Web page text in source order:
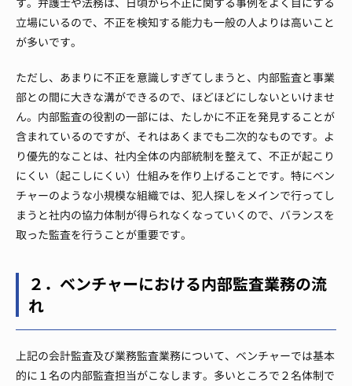
立場にいるので、不正を検知する能力も一般の人よりは高いこと
が多いです。
ただし、あまりに不正を意識しすぎてしまうと、内部監査と事業
部との間に大きな溝ができるので、ほどほどにしないといけませ
ん。 内部監査の役割の一部には、たしかに不正を発見することが
含まれているのですが、それはあくまでも二次的なものです。 よ
り優先的なことは、社内全体の内部統制を整えて、不正が起こり
にくい（起こしにくい）仕組みを作り上げることです。 特にベン
チャーのような小規模な組織では、犯人探しをメインで行ってし
まうと社内の協力体制が得られなくなっていくので、バランスを
取った監査を行うことが重要です。
２．ベンチャーにおける内部監査業務の流
れ
上記の会計監査及び業務監査業務について、ベンチャーでは基本
的に１名の内部監査担当がこなします。 多いところで２名体制で